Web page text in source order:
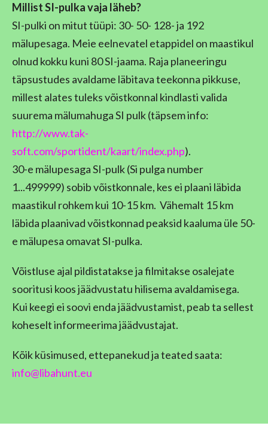
Millist SI-pulka vaja läheb?
SI-pulki on mitut tüüpi: 30- 50- 128- ja 192
mälupesaga. Meie eelnevatel etappidel on maastikul
olnud kokku kuni 80 SI-jaama. Raja planeeringu
täpsustudes avaldame läbitava teekonna pikkuse,
millest alates tuleks võistkonnal kindlasti valida
suurema mälumahuga SI pulk (täpsem info:
http://www.tak-
soft.com/sportident/kaart/index.php).
30-e mälupesaga SI-pulk (Si pulga number
1...499999) sobib võistkonnale, kes ei plaani läbida
maastikul rohkem kui 10-15 km. Vähemalt 15 km
läbida plaanivad võistkonnad peaksid kaaluma üle 50-
e mälupesa omavat SI-pulka.
Võistluse ajal pildistatakse ja filmitakse osalejate
sooritusi koos jäädvustatu hilisema avaldamisega.
Kui keegi ei soovi enda jäädvustamist, peab ta sellest
koheselt informeerima jäädvustajat.
Kõik küsimused, ettepanekud ja teated saata:
info@libahunt.eu